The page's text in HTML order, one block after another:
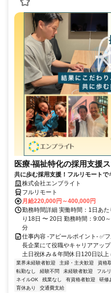
医療‧福祉特化の採用支援
共に歩む採用支援！フルリモートで
株式会社エンブライト
フルリモート
月給220,000円～400,000円
勤務時間詳細 実働時間：1日あ
り18日 〜 20日 勤務時間：9:00
分
仕事内容 -アピールポイント- ✅
長企業にて役職やキャリアアッ
土日祝休み＆年間休日120日以
業界未経験者歓迎 主婦・主夫歓迎 資格
転勤なし
経験不問 未経験者歓迎 フル
ネイルOK
残業なし 有資格者歓迎 研修
育休あり
交通費支給